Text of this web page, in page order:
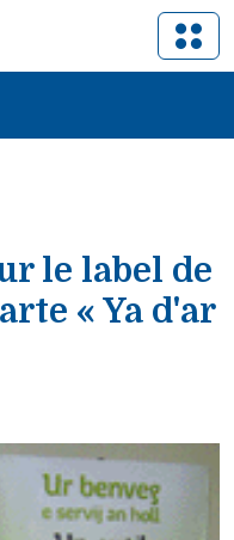
le label de
« Ya d'ar